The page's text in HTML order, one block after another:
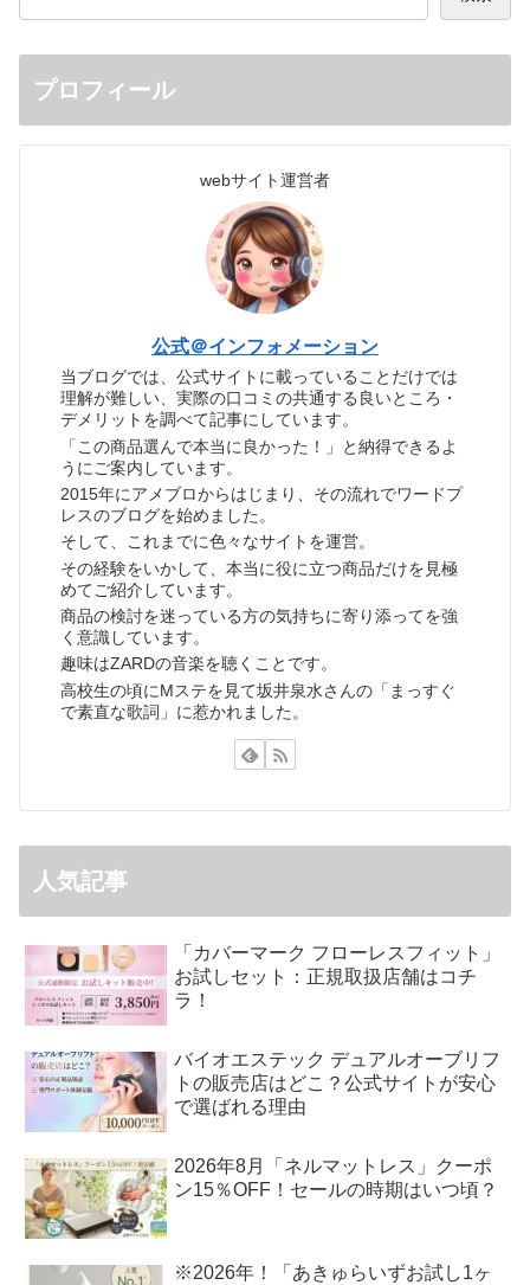
プロフィール
webサイト運営者
公式＠インフォメーション
当ブログでは、公式サイトに載っていることだけでは
理解が難しい、実際の口コミの共通する良いところ・
デメリットを調べて記事にしています。
「この商品選んで本当に良かった！」と納得できるよ
うにご案内しています。
2015年にアメブロからはじまり、その流れでワードプ
レスのブログを始めました。
そして、これまでに色々なサイトを運営。
その経験をいかして、本当に役に立つ商品だけを見極
めてご紹介しています。
商品の検討を迷っている方の気持ちに寄り添ってを強
く意識しています。
趣味はZARDの音楽を聴くことです。
高校生の頃にMステを見て坂井泉水さんの「まっすぐ
で素直な歌詞」に惹かれました。
人気記事
「カバーマーク フローレスフィット」
お試しセット：正規取扱店舗はコチ
ラ！
バイオエステック デュアルオーブリフ
トの販売店はどこ？公式サイトが安心
で選ばれる理由
2026年8月「ネルマットレス」クーポ
ン15％OFF！セールの時期はいつ頃？
※2026年！「あきゅらいずお試し1ヶ